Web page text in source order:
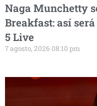
Naga Munchetty
Breakfast: así
5 Live
7 agosto, 2026 08:10 pm